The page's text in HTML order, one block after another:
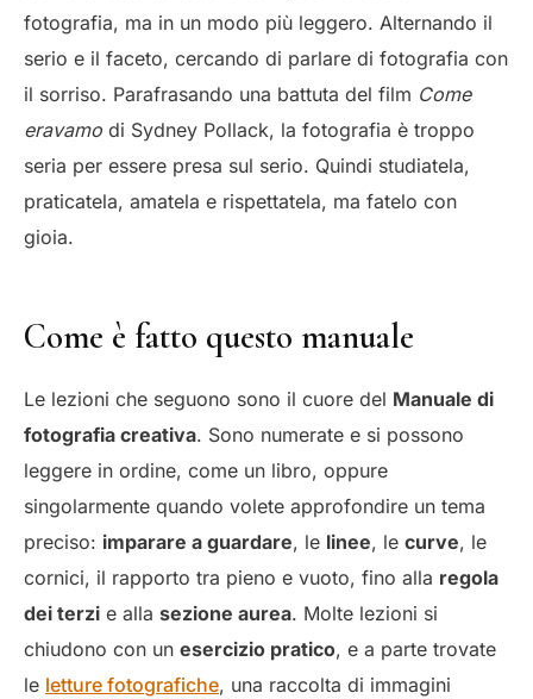
fotografia, ma in un modo più leggero. Alternando il
serio e il faceto, cercando di parlare di fotografia con
il sorriso. Parafrasando una battuta del film Come
eravamo di Sydney Pollack, la fotografia è troppo
seria per essere presa sul serio. Quindi studiatela,
praticatela, amatela e rispettatela, ma fatelo con
gioia.
Come è fatto questo manuale
Le lezioni che seguono sono il cuore del Manuale di
fotografia creativa. Sono numerate e si possono
leggere in ordine, come un libro, oppure
singolarmente quando volete approfondire un tema
preciso: imparare a guardare, le linee, le curve, le
cornici, il rapporto tra pieno e vuoto, fino alla regola
dei terzi e alla sezione aurea. Molte lezioni si
chiudono con un esercizio pratico, e a parte trovate
le letture fotografiche, una raccolta di immagini